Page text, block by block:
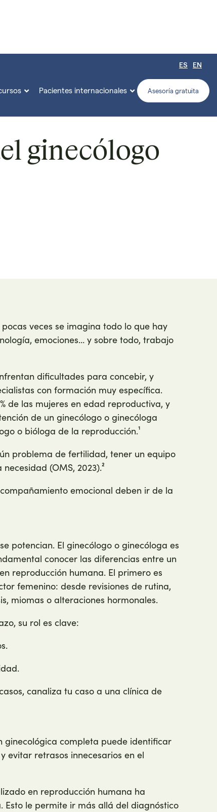
ES EN
 Pacientes internacionales  Asesoría gratuita
ginecólogo
veces se imagina todo lo que hay
emociones… y sobre todo, trabajo
dificultades para concebir, y
con formación muy específica.
de las mujeres en edad reproductiva, y
de un ginecólogo o ginecóloga
o bióloga de la reproducción.¹
problema de fertilidad, tener un equipo
(OMS, 2023).²
emocional deben ir de la
potencian. El ginecólogo o ginecóloga es
conocer las diferencias entre un
reproducción humana. El primero es
femenino: desde revisiones de rutina,
miomas o alteraciones hormonales.
su rol es clave:
canaliza tu caso a una clínica de
ginecológica completa puede identificar
evitar retrasos innecesarios en el
en reproducción humana ha
le permite ir más allá del diagnóstico